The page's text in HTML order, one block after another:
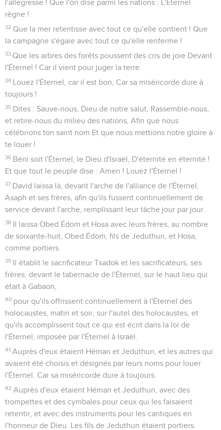
l'allégresse ! Que l'on dise parmi les nations : L'Éternel
règne !
32 Que la mer retentisse avec tout ce qu'elle contient ! Que
la campagne s'égaie avec tout ce qu'elle renferme !
33 Que les arbres des forêts poussent des cris de joie Devant
l'Éternel ! Car il vient pour juger la terre.
34 Louez l'Éternel, car il est bon, Car sa miséricorde dure à
toujours !
35 Dites : Sauve-nous, Dieu de notre salut, Rassemble-nous,
et retire-nous du milieu des nations, Afin que nous
célébrions ton saint nom Et que nous mettions notre gloire à
te louer !
36 Béni soit l'Éternel, le Dieu d'Israël, D'éternité en éternité !
Et que tout le peuple dise : Amen ! Louez l'Éternel !
37 David laissa là, devant l'arche de l'alliance de l'Éternel,
Asaph et ses frères, afin qu'ils fussent continuellement de
service devant l'arche, remplissant leur tâche jour par jour.
38 Il laissa Obed Édom et Hosa avec leurs frères, au nombre
de soixante-huit, Obed Édom, fils de Jeduthun, et Hosa,
comme portiers.
39 Il établit le sacrificateur Tsadok et les sacrificateurs, ses
frères, devant le tabernacle de l'Éternel, sur le haut lieu qui
était à Gabaon,
40 pour qu'ils offrissent continuellement à l'Éternel des
holocaustes, matin et soir, sur l'autel des holocaustes, et
qu'ils accomplissent tout ce qui est écrit dans la loi de
l'Éternel, imposée par l'Éternel à Israël.
41 Auprès d'eux étaient Héman et Jeduthun, et les autres qui
avaient été choisis et désignés par leurs noms pour louer
l'Éternel. Car sa miséricorde dure à toujours.
42 Auprès d'eux étaient Héman et Jeduthun, avec des
trompettes et des cymbales pour ceux qui les faisaient
retentir, et avec des instruments pour les cantiques en
l'honneur de Dieu. Les fils de Jeduthun étaient portiers.